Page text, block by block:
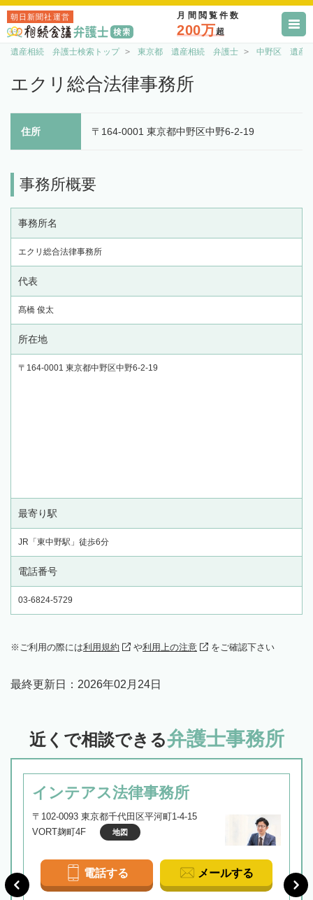
朝日新聞社運営 月間閲覧件数
200万超
遺産相続 弁護士検索トップ 東京都 遺産相続 弁護士 中野区 遺産
エクリ総合法律事務所
住所 〒164-0001 東京都中野区中野6-2-19
事務所概要
事務所名
エクリ総合法律事務所
代表
髙橋 俊太
所在地
〒164-0001 東京都中野区中野6-2-19
最寄り駅
JR「東中野駅」徒歩6分
電話番号
03-6824-5729
ご利用の際には利用規約 や利用上の注意 をご確認下さい
最終更新日： 2026年02月24日
近くで相談できる弁護士事務所
インテアス法律事務所
〒102-0093 東京都千代田区平河町1-4-15
VORT麹町4F
地図
電話する メールする